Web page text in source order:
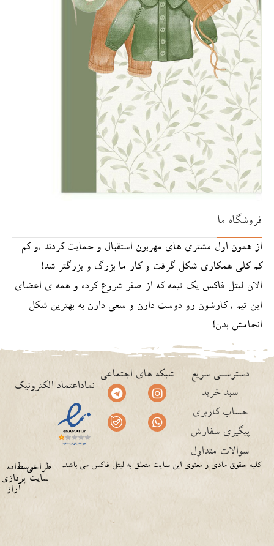
فروشگاه ما
از همون اول مشتری های مهربون استقبال و حمایت کردند ،و کم
کم کلی همکاری شکل گرفت و کار ما بزرگ و بزرگتر شد!
الان لیتل فاکس یک تیمه که از صفر شروع کرده و همه ی اعضای
این تیم ، کارشون رو دوست دارن و سعی دارن به بهترین شکل
انجامش بدن!
دسترسـی سریع
سبد خرید
حساب کاربری
پیگیری سفارش
سوالات متداول
شبکه های اجتماعی
نماداعتماد الکترونیک
داده
پردازی
آراز
توسططراحی
سایت
کلیه حقوق مادی و معنوی این سایت متعلق به لیتل فاکس می باشد.